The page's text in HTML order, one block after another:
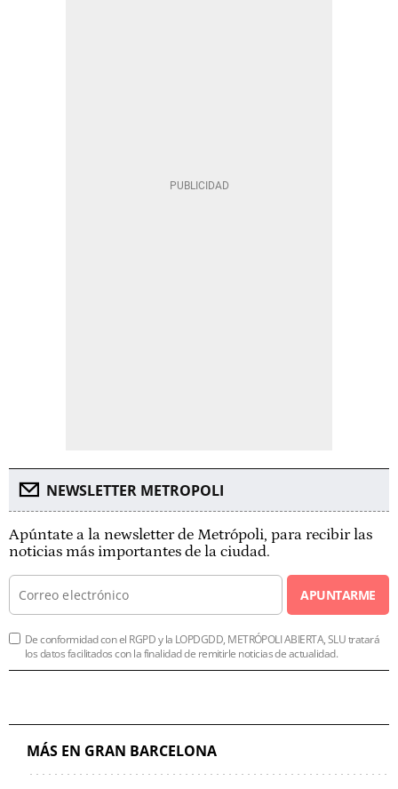
NEWSLETTER METROPOLI
Apúntate a la newsletter de Metrópoli, para recibir las
noticias más importantes de la ciudad.
APUNTARME
De conformidad con el RGPD y la LOPDGDD, METRÓPOLI ABIERTA, SLU tratará
los datos facilitados con la finalidad de remitirle noticias de actualidad.
MÁS EN GRAN BARCELONA